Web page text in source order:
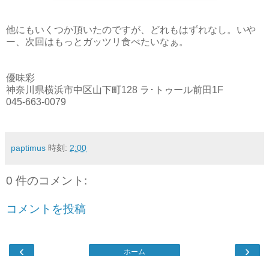
他にもいくつか頂いたのですが、どれもはずれなし。いや
ー、次回はもっとガッツリ食べたいなぁ。
優味彩
神奈川県横浜市中区山下町128 ラ･トゥール前田1F
045-663-0079
paptimus 時刻: 2:00
0 件のコメント:
コメントを投稿
‹ ›
ホーム